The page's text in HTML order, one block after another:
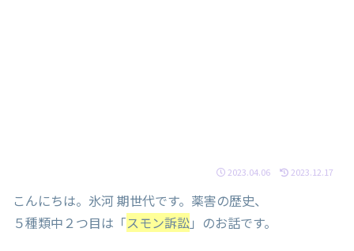
2023.04.06 2023.12.17
こんにちは。氷河 期世代です。薬害の歴史、
５種類中２つ目は「スモン訴訟」のお話です。